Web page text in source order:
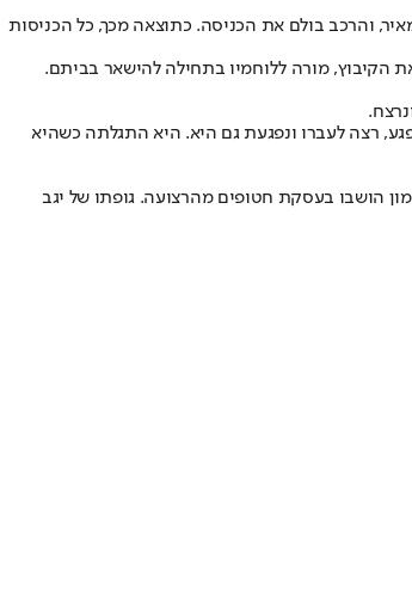
והרכב בולם את הכניסה. כתוצאה מכך, כל הכניסות
מוקדם שטפו את הקיבוץ, מורה ללוחמיו בתחילה להישאר בביתם.
החליט לצאת עם אקדח לחלון המטבח ויורה לעברם, אך סופג כדור בראש ונהרג. בתו מור, בת ה-17, שומעת שהוא נפגע, רצה לעברו ונפגעת גם היא. היא התגלתה כשהיא
הושבו בעסקת חטופים מהרצועה. גופתו של יגב